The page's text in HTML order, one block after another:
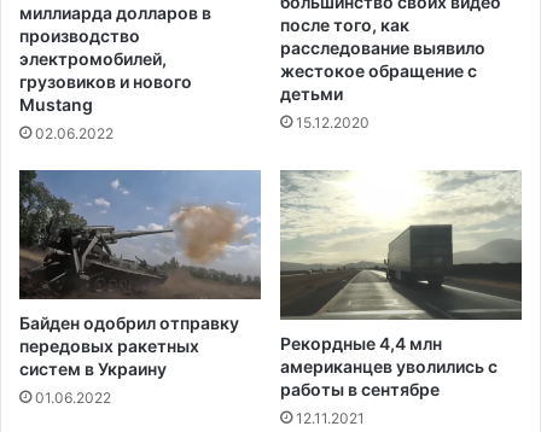
е
м
у
ю
ж
е
к
о
м
о
р
и
а
н
и
е
п
е
с
о
н
а
л
н
к
миллиарда долларов в
производство
электромобилей,
грузовиков и нового
Mustang
02.06.2022
после того, как
расследование выявило
жестокое обращение с
детьми
15.12.2020
Байден одобрил отправку
передовых ракетных
систем в Украину
01.06.2022
Рекордные 4,4 млн
американцев уволились с
работы в сентябре
12.11.2021